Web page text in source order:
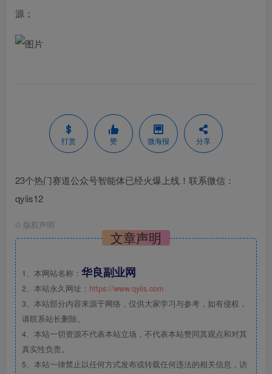
源；
打赏 赞 微海报 分享
23个热门赛道公众号智能体已经火爆上线！联系微信：
qyiis12
© 版权声明
文章声明
1、本网站名称： 华良副业网
2、本站永久网址： https://www.qyiis.com
3、本站部分内容来源于网络，仅供大家学习与参考，如有侵权，
请联系站长删除。
4、本站一切资源不代表本站立场，不代表本站赞同其观点和对其
真实性负责。
5、本站一律禁止以任何方式发布或转载任何违法的相关信息，访